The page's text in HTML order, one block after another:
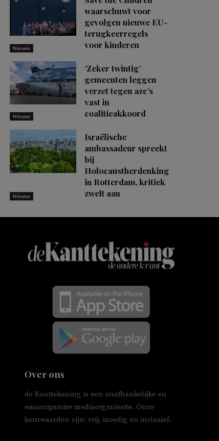
Nieuws
waarschuwt voor
gevolgen nieuwe EU-
terugkeerregels
voor kinderen
Nieuws
‘Zeker twintig’
gemeenten leggen
verzet tegen azc’s
vast in
coalitieakkoord
Nieuws
Israëlische
ambassadeur spreekt
bij
Holocaustherdenking
in Rotterdam, kritiek
zwelt aan
Over ons
de Kanttekening is een onafhankelijke en
emancipatoire mediaorganisatie. Onze
kernwaarden zijn: vrij, moedig en inclusief.